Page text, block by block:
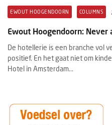
EWOUT HOOGENDOORN COLUMNS
Ewout Hoogendoorn: Never
De hotellerie is een branche vol
positief. En het gaat niet om
Hotel in Amsterdam...